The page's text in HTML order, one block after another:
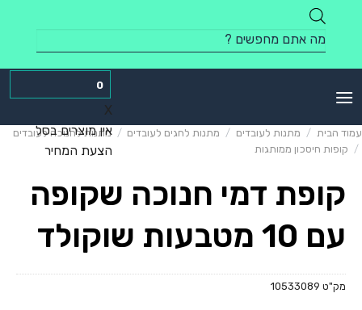
content
Products
search
0
X
אין מוצרים בסל
הצעת המחיר
עמוד הבית / מתנות לעובדים / מתנות לחגים לעובדים / מתנות לחנוכה לעובדים
/ קופות חיסכון ממותגות
קופת דמי חנוכה שקופה
עם 10 מטבעות שוקולד
מק"ט 10533089